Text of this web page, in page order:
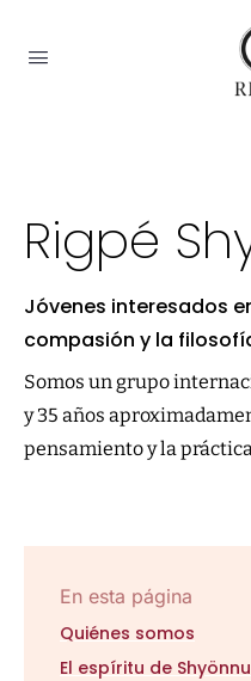
Rigpé
Jóvenes interesados
compasión y la
Somos un grupo
y 35 años
pensamiento y la
En esta página
Quiénes somos
El espíritu de Shyönnu